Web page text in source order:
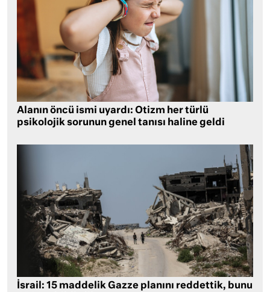
Alanın öncü ismi uyardı: Otizm her türlü
psikolojik sorunun genel tanısı haline geldi
İsrail: 15 maddelik Gazze planını reddettik, bunu